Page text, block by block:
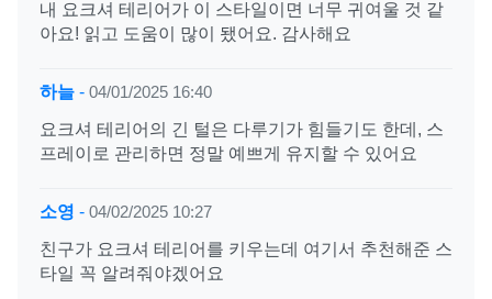
내 요크셔 테리어가 이 스타일이면 너무 귀여울 것 같
아요! 읽고 도움이 많이 됐어요. 감사해요
하늘 - 04/01/2025 16:40
요크셔 테리어의 긴 털은 다루기가 힘들기도 한데, 스
프레이로 관리하면 정말 예쁘게 유지할 수 있어요
소영 - 04/02/2025 10:27
친구가 요크셔 테리어를 키우는데 여기서 추천해준 스
타일 꼭 알려줘야겠어요